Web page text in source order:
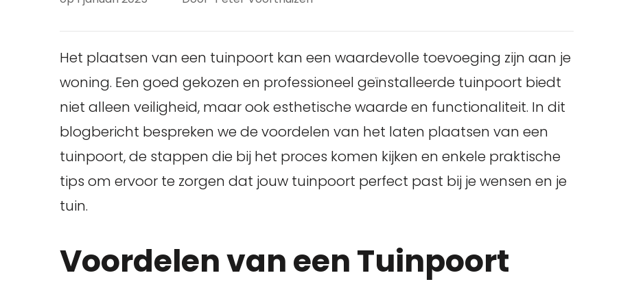
Het plaatsen van een tuinpoort kan een waardevolle toevoeging zijn aan je
woning. Een goed gekozen en professioneel geïnstalleerde tuinpoort biedt
niet alleen veiligheid, maar ook esthetische waarde en functionaliteit. In dit
blogbericht bespreken we de voordelen van het laten plaatsen van een
tuinpoort, de stappen die bij het proces komen kijken en enkele praktische
tips om ervoor te zorgen dat jouw tuinpoort perfect past bij je wensen en je
tuin.
Voordelen van een Tuinpoort